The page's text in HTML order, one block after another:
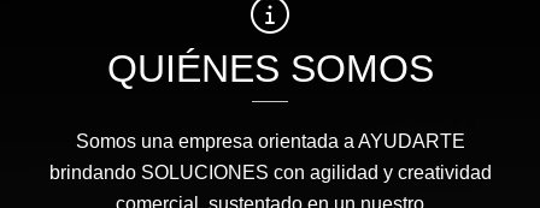
QUIÉNES SOMOS
Somos una empresa orientada a AYUDARTE
brindando SOLUCIONES con agilidad y creatividad